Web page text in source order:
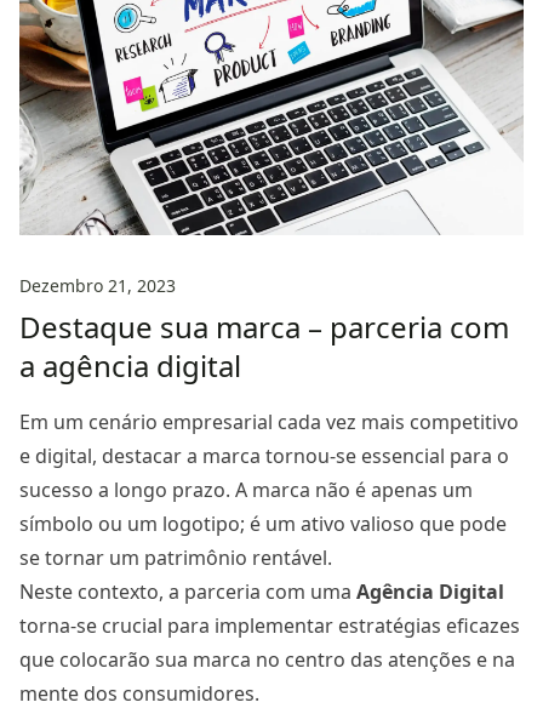
Dezembro 21, 2023
Destaque sua marca – parceria com
a agência digital
Em um cenário empresarial cada vez mais competitivo
e digital, destacar a marca tornou-se essencial para o
sucesso a longo prazo. A marca não é apenas um
símbolo ou um logotipo; é um ativo valioso que pode
se tornar um patrimônio rentável.
Neste contexto, a parceria com uma Agência Digital
torna-se crucial para implementar estratégias eficazes
que colocarão sua marca no centro das atenções e na
mente dos consumidores.